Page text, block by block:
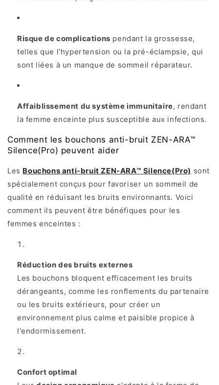
Risque de complications pendant la grossesse,
telles que l'hypertension ou la pré-éclampsie, qui
sont liées à un manque de sommeil réparateur.
Affaiblissement du système immunitaire, rendant
la femme enceinte plus susceptible aux infections.
Comment les bouchons anti-bruit ZEN-ARA™
Silence(Pro) peuvent aider
Les Bouchons anti-bruit ZEN-ARA™ Silence(Pro) sont
spécialement conçus pour favoriser un sommeil de
qualité en réduisant les bruits environnants. Voici
comment ils peuvent être bénéfiques pour les
femmes enceintes :
Réduction des bruits externes
Les bouchons bloquent efficacement les bruits
dérangeants, comme les ronflements du partenaire
ou les bruits extérieurs, pour créer un
environnement plus calme et paisible propice à
l'endormissement.
Confort optimal